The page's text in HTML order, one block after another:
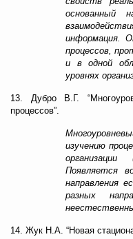
основанный
информация.
процессов,
и в одной
уровнях
13. Дубро В.Г.
процессов”.
изучению
Появляется
направления
разных
14. Жук Н.А. “Новая